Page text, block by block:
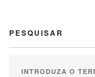
PESQUISAR